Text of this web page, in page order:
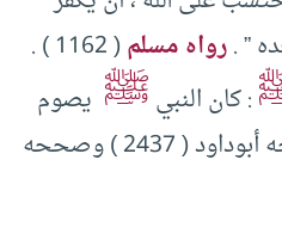
” .رواه مسلم
( 1162 ) .
: كان النبيﷺ يصوم
2437 ) وصححه